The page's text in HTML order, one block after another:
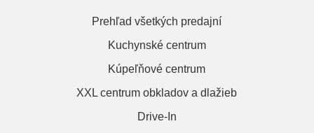
Prehľad všetkých predajní
Kuchynské centrum
Kúpeľňové centrum
XXL centrum obkladov a dlažieb
Drive-In